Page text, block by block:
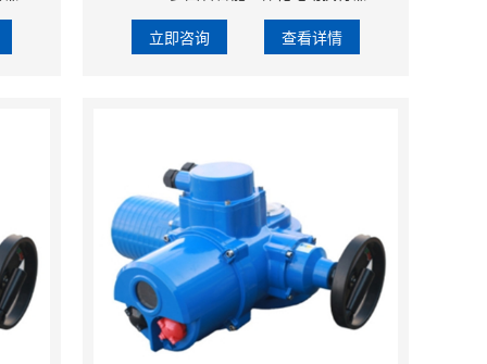
立即咨询 查看详情